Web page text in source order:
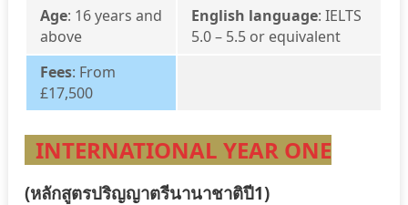
Age: 16 years and
above
English language: IELTS
5.0 – 5.5 or equivalent
Fees: From
£17,500
INTERNATIONAL YEAR ONE
(หลักสูตรปริญญาตรีนานาชาติปี1)